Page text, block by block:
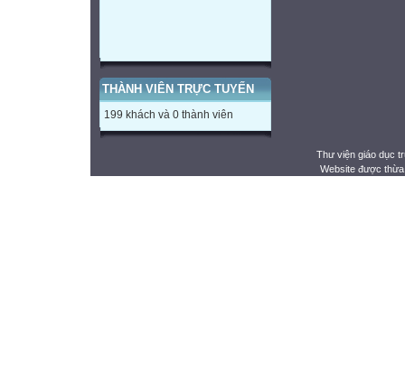
THÀNH VIÊN TRỰC TUYẾN
199 khách và 0 thành viên
Thư viện giáo dục
Website được